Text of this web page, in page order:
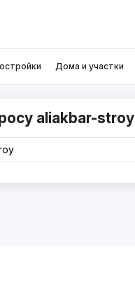
Дома и участки
aliakbar-stroy